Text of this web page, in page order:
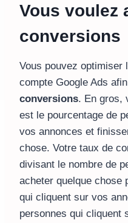
Vous voulez
conversions
Vous pouvez optimiser
compte Google Ads afin
conversions. En gros,
est le pourcentage de
vos annonces et
chose. Votre taux de
divisant le nombre de
acheter quelque chose
qui cliquent sur vos
personnes qui cliquent